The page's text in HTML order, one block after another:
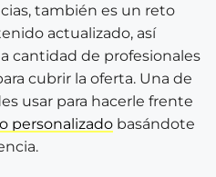
también es un reto
actualizado, así
cantidad de profesionales
cubrir la oferta. Una de
usar para hacerle frente
personalizado basándote